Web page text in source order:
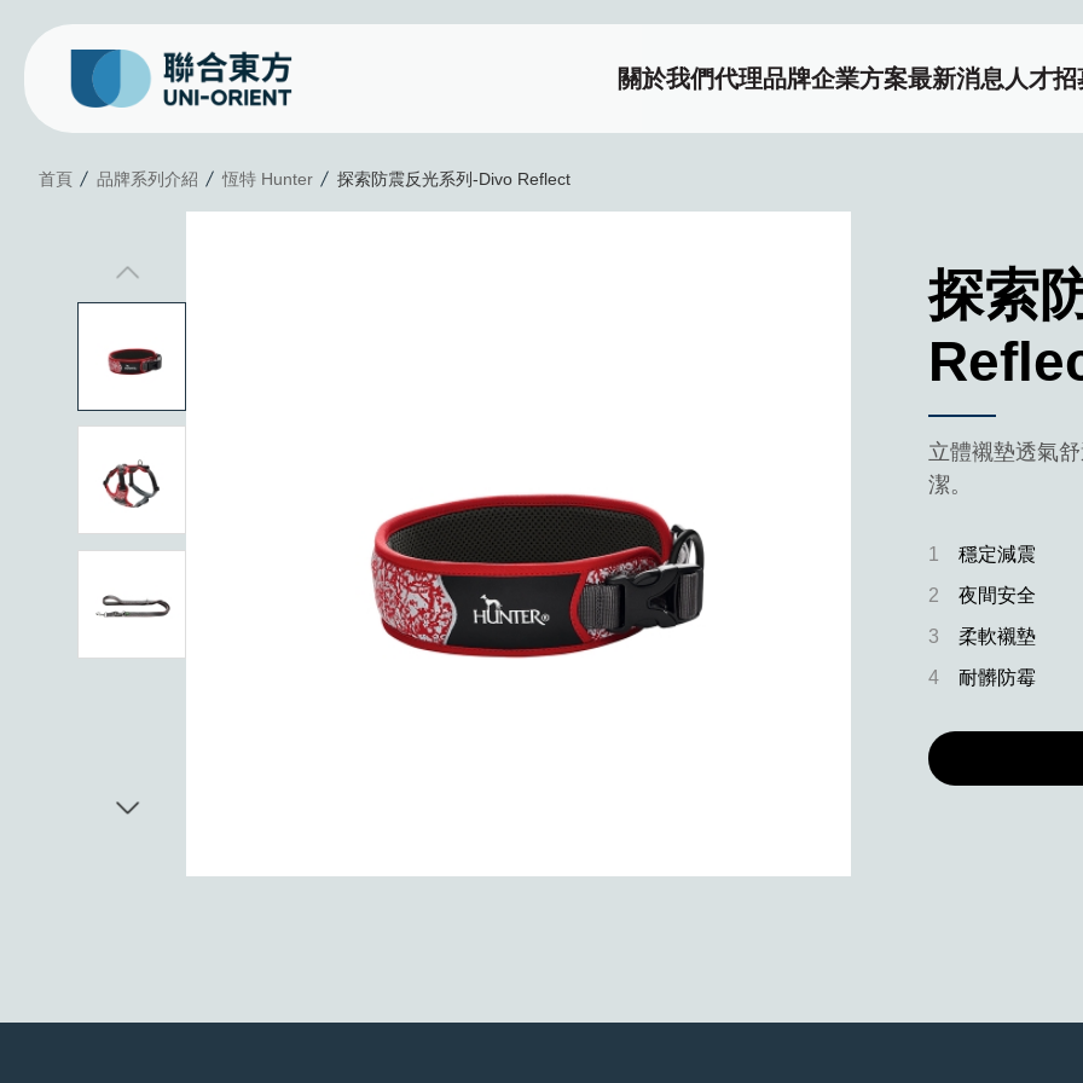
探索防震反光系列-Divo Reflect
關於我們代理品牌企業方案最新消息 人才招
首頁 品牌系列介紹 恆特 Hunter 探索防震反光系列-Divo Reflect
探索
立體襯墊透氣
潔。
1
穩定減震
2
夜間安全
3
柔軟襯墊
4
耐髒防霉